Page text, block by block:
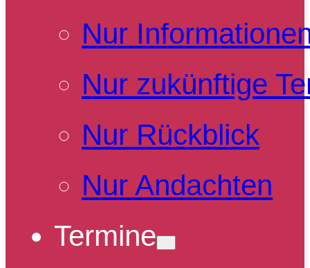
Nur
Nur zukünftige
Nur Rückblick
Nur Andachten
Termine